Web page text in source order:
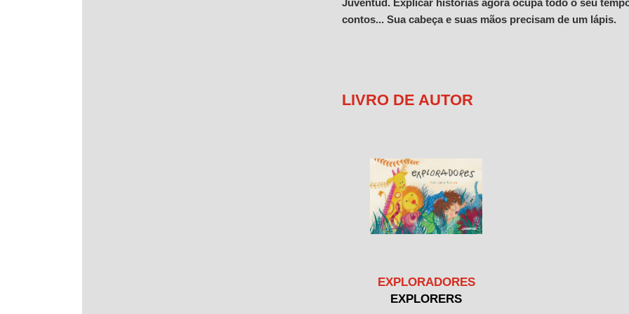
Juventud. Explicar histórias agora ocupa todo o seu
contos... Sua cabeça e suas mãos precisam de um lápis.
LIVRO DE AUTOR
EXPLORADORES
EXPLORERS